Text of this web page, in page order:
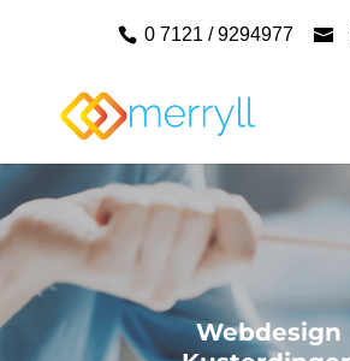
0 7121 / 9294977
Webdesign